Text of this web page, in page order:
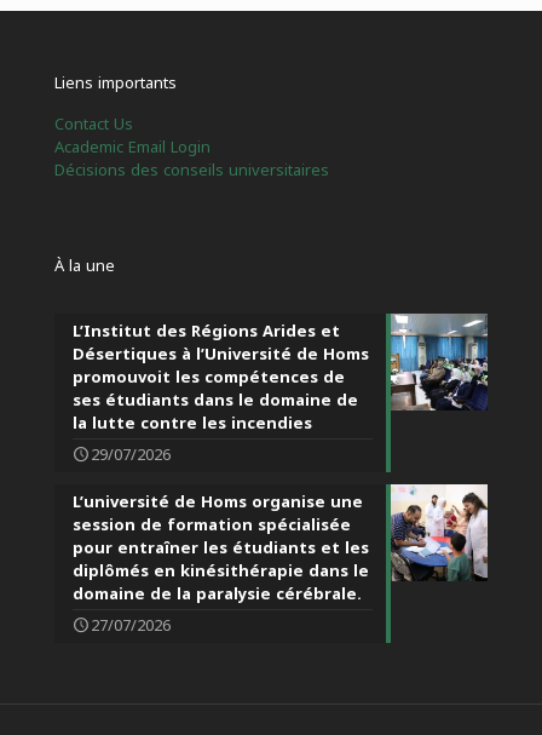
Liens importants
Contact Us
Academic Email Login
Décisions des conseils universitaires
À la une
L’Institut des Régions Arides et
Désertiques à l’Université de Homs
promouvoit les compétences de
ses étudiants dans le domaine de
la lutte contre les incendies
29/07/2026
L’université de Homs organise une
session de formation spécialisée
pour entraîner les étudiants et les
diplômés en kinésithérapie dans le
domaine de la paralysie cérébrale.
27/07/2026